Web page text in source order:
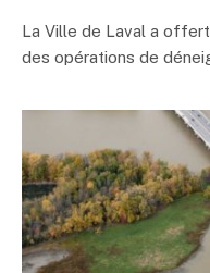
La Ville de Laval a offert
des opérations de